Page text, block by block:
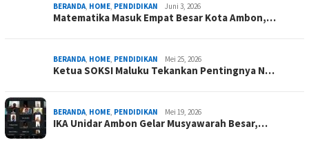
BERANDA, HOME, PENDIDIKAN Juni 3, 2026
Matematika Masuk Empat Besar Kota Ambon,…
BERANDA, HOME, PENDIDIKAN Mei 25, 2026
Ketua SOKSI Maluku Tekankan Pentingnya N…
BERANDA, HOME, PENDIDIKAN Mei 19, 2026
IKA Unidar Ambon Gelar Musyawarah Besar,…